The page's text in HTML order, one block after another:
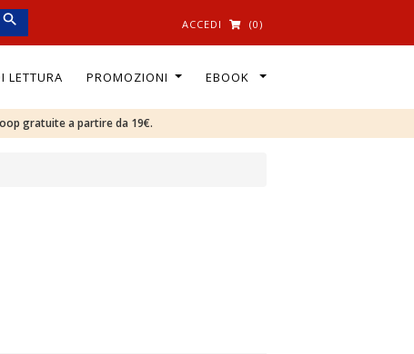
ACCEDI (0)
LETTURA PROMOZIONI EBOOK
gratuite a partire da 19€.